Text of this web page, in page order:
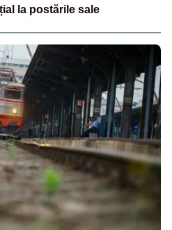
la postările sale